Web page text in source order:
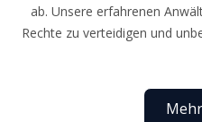
ab. Unsere erfahrenen
Rechte zu verteidigen und